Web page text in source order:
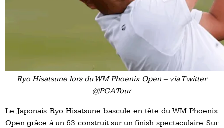
Ryo Hisatsune lors du WM Phoenix Open – via Twitter
@PGATour
Le Japonais Ryo Hisatsune bascule en tête du WM Phoenix
Open grâce à un 63 construit sur un finish spectaculaire. Sur